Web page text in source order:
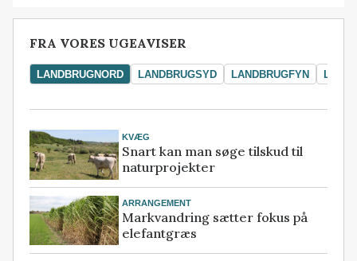
FRA VORES UGEAVISER
LANDBRUGNORD LANDBRUGSYD LANDBRUGFYN
KVÆG
Snart kan man søge tilskud til
naturprojekter
ARRANGEMENT
Markvandring sætter fokus på
elefantgræs